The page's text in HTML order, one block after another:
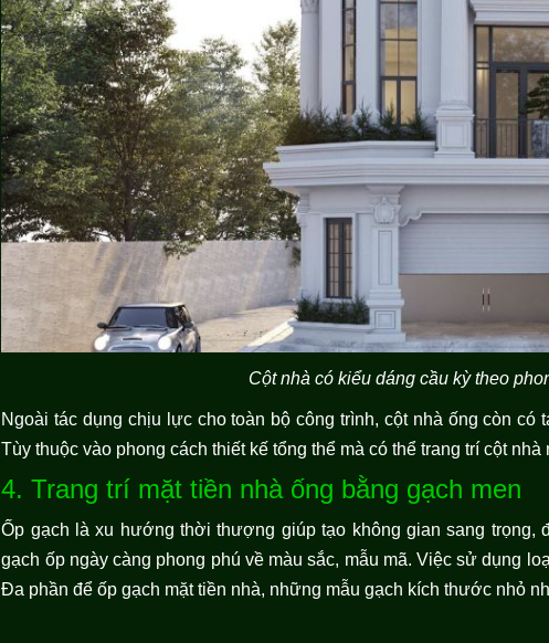
Cột nhà có kiểu dáng cầu kỳ theo
Ngoài tác dụng chịu lực cho toàn bộ công trình, cột nhà ống còn có
Tùy thuộc vào phong cách thiết kế tổng thể mà có thể trang trí cột
4. Trang trí mặt tiền nhà ống bằng gạch men
Ốp gạch là xu hướng thời thượng giúp tạo không gian sang trọng,
gạch ốp ngày càng phong phú về màu sắc, mẫu mã. Việc sử dụng
Đa phần để ốp gạch mặt tiền nhà, những mẫu gạch kích thước nhỏ